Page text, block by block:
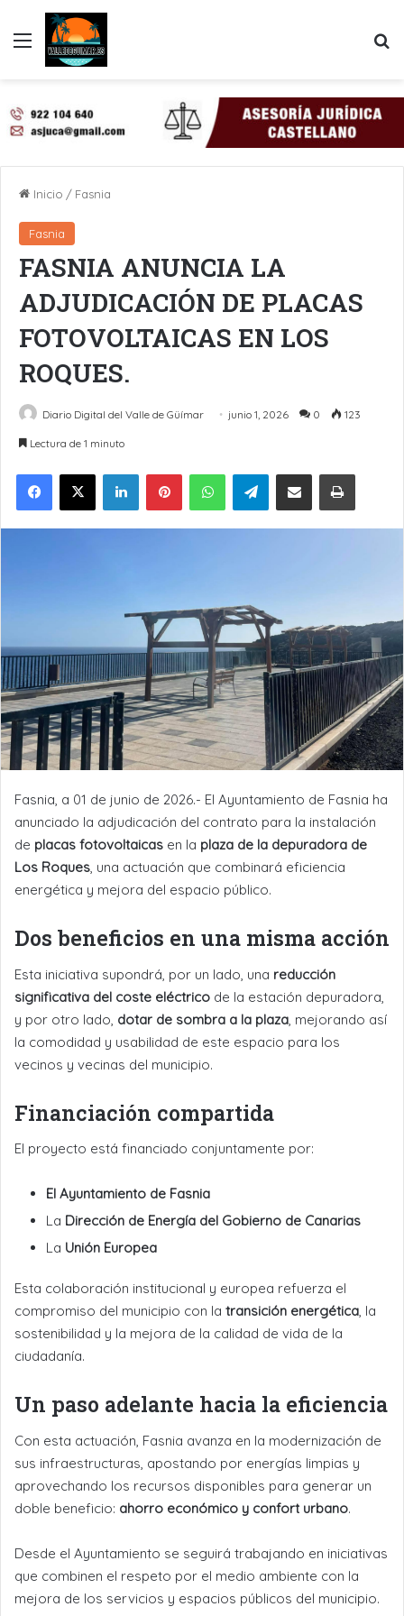
Menú
Inicio / Fasnia
Fasnia
FASNIA ANUNCIA LA
ADJUDICACIÓN DE PLACAS
FOTOVOLTAICAS EN LOS
ROQUES.
Diario Digital del Valle de Güímar junio 1, 2026 0 123
Lectura de 1 minuto
LinkedInPinterestWhatsAppTelegramCompartir por Email Imprimir
Fasnia, a 01 de junio de 2026.- El Ayuntamiento de Fasnia ha
anunciado la adjudicación del contrato para la instalación
de placas fotovoltaicas en la plaza de la depuradora de
Los Roques, una actuación que combinará eficiencia
energética y mejora del espacio público.
Dos beneficios en una misma acción
Esta iniciativa supondrá, por un lado, una reducción
significativa del coste eléctrico de la estación depuradora,
y por otro lado, dotar de sombra a la plaza , mejorando así
la comodidad y usabilidad de este espacio para los
vecinos y vecinas del municipio.
Financiación compartida
El proyecto está financiado conjuntamente por:
El Ayuntamiento de Fasnia
La Dirección de Energía del Gobierno de Canarias
La Unión Europea
Esta colaboración institucional y europea refuerza el
compromiso del municipio con la transición energética, la
sostenibilidad y la mejora de la calidad de vida de la
ciudadanía.
Un paso adelante hacia la eficiencia
Con esta actuación, Fasnia avanza en la modernización de
sus infraestructuras, apostando por energías limpias y
aprovechando los recursos disponibles para generar un
doble beneficio: ahorro económico y confort urbano.
Desde el Ayuntamiento se seguirá trabajando en iniciativas
que combinen el respeto por el medio ambiente con la
mejora de los servicios y espacios públicos del municipio.